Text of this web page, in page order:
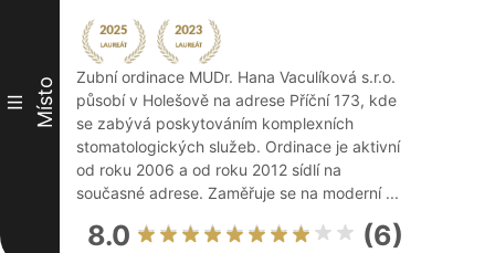
III Místo
Zubní ordinace MUDr. Hana Vaculíková s.r.o.
působí v Holešově na adrese Příční 173, kde
se zabývá poskytováním komplexních
stomatologických služeb. Ordinace je aktivní
od roku 2006 a od roku 2012 sídlí na
současné adrese. Zaměřuje se na moderní ...
8.0 (6)